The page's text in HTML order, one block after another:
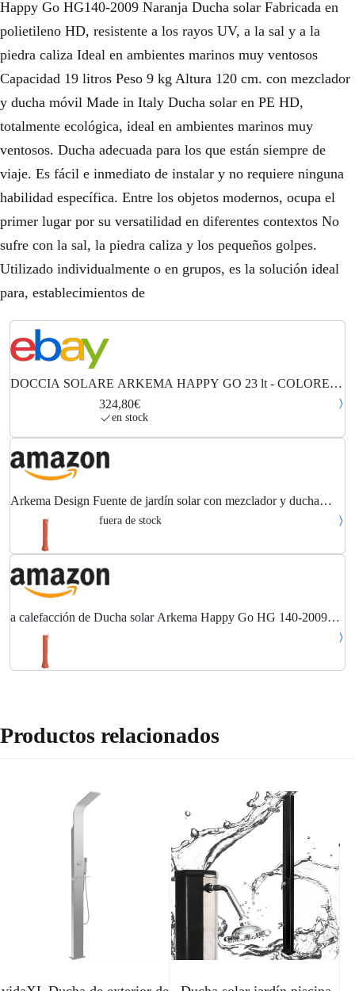
Happy Go HG140-2009 Naranja Ducha solar Fabricada en
polietileno HD, resistente a los rayos UV, a la sal y a la
piedra caliza Ideal en ambientes marinos muy ventosos
Capacidad 19 litros Peso 9 kg Altura 120 cm. con mezclador
y ducha móvil Made in Italy Ducha solar en PE HD,
totalmente ecológica, ideal en ambientes marinos muy
ventosos. Ducha adecuada para los que están siempre de
viaje. Es fácil e inmediato de instalar y no requiere ninguna
habilidad específica. Entre los objetos modernos, ocupa el
primer lugar por su versatilidad en diferentes contextos No
sufre con la sal, la piedra caliza y los pequeños golpes.
Utilizado individualmente o en grupos, es la solución ideal
para, establecimientos de
DOCCIA SOLARE ARKEMA HAPPY GO 23 lt - COLORE
ARANCIO MINIMO INGOMBRO
324,80€
en stock
Arkema Design Fuente de jardín solar con mezclador y ducha
movil; fuente en Resina Happy Go HG140/2009 Naranja
fuera de stock
a calefacción de Ducha solar Arkema Happy Go HG 140-2009
naranja solar HD ducha polietileno, resistente a los rayos UV y
Productos relacionados